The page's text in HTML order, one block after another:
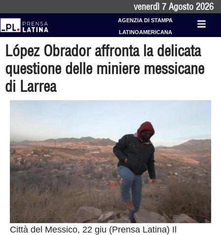
venerdì 7 Agosto 2026
AGENZIA DI STAMPA
LATINOAMERICANA
López Obrador affronta la delicata
questione delle miniere messicane
di Larrea
Città del Messico, 22 giu (Prensa Latina) Il